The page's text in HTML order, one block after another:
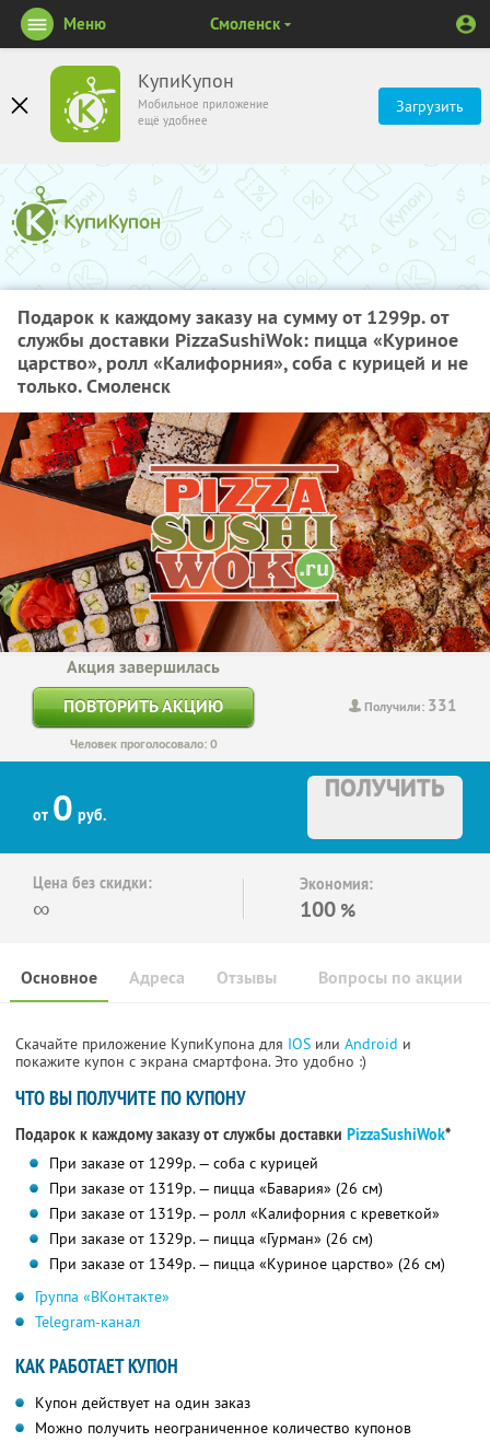
КупиКупон
Мобильное приложение
ещё удобнее
Загрузить
Меню Смоленск
Подарок к каждому заказу на сумму от 1299р. от
службы доставки PizzaSushiWok: пицца «Куриное
царство», ролл «Калифорния», соба с курицей и не
только. Смоленск
Получили: 331
Акция завершилась
ПОВТОРИТЬ АКЦИЮ
Человек проголосовало: 0
от 0 руб.
ПОЛУЧИТЬ
Цена без скидки:
∞
Экономия:
100 %
Основное Отзывы Вопросы по акции
Адреса
Скачайте приложение КупиКупона для IOS или Android и
покажите купон с экрана смартфона. Это удобно :)
ЧТО ВЫ ПОЛУЧИТЕ ПО КУПОНУ
Подарок к каждому заказу от службы доставки PizzaSushiWok*
При заказе от 1299р. — соба с курицей
При заказе от 1319р. — пицца «Бавария» (26 см)
При заказе от 1319р. — ролл «Калифорния с креветкой»
При заказе от 1329р. — пицца «Гурман» (26 см)
При заказе от 1349р. — пицца «Куриное царство» (26 см)
Группа «ВКонтакте»
Telegram-канал
КАК РАБОТАЕТ КУПОН
Купон действует на один заказ
Можно получить неограниченное количество купонов